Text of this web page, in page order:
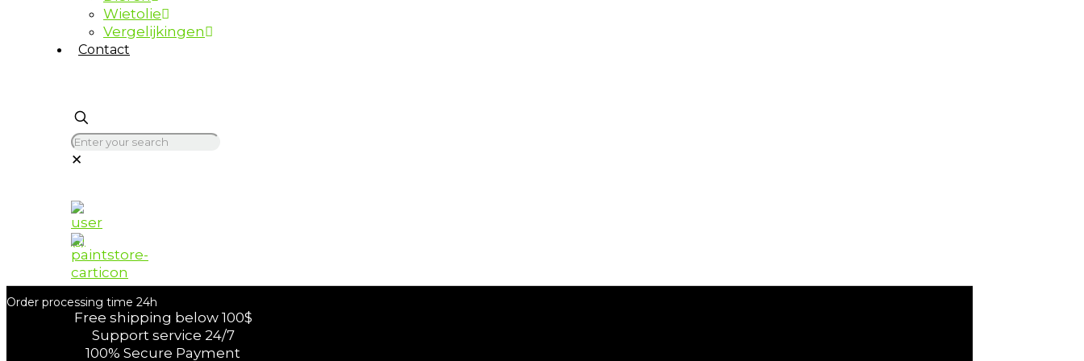
Wietolie
Vergelijkingen
Contact
✕
Order processing time 24h
Free shipping below 100$
Support service 24/7
100% Secure Payment